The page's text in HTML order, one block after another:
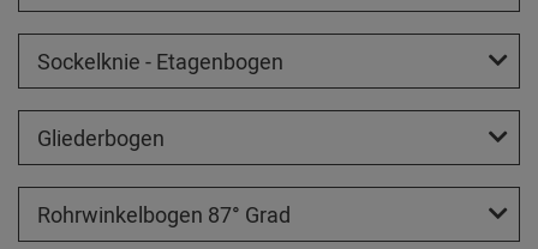
Sockelknie - Etagenbogen
Gliederbogen
Rohrwinkelbogen 87° Grad